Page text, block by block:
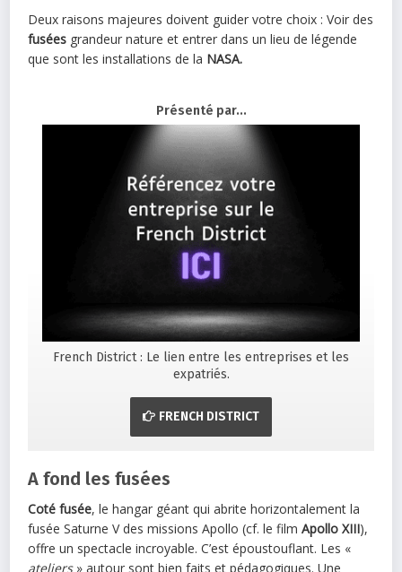
Deux raisons majeures doivent guider votre choix : Voir des
fusées grandeur nature et entrer dans un lieu de légende
que sont les installations de la NASA.
Présenté par...
French District : Le lien entre les entreprises et les
expatriés.
FRENCH DISTRICT
A fond les fusées
Coté fusée, le hangar géant qui abrite horizontalement la
fusée Saturne V des missions Apollo (cf. le filmApollo XIII),
offre un spectacle incroyable. C’est époustouflant. Les «
ateliers» autour sont bien faits et pédagogiques. Une